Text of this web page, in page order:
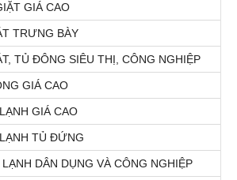
GIÁ CAO
TRƯNG BÀY
TỦ ĐÔNG SIÊU THỊ, CÔNG NGHIỆP
GIÁ CAO
GIÁ CAO
TỦ ĐỨNG
DÂN DỤNG VÀ CÔNG NGHIỆP